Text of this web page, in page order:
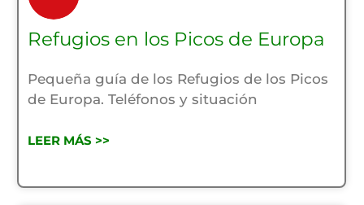
Refugios en los Picos de Europa
Pequeña guía de los Refugios de los Picos
de Europa. Teléfonos y situación
LEER MÁS >>